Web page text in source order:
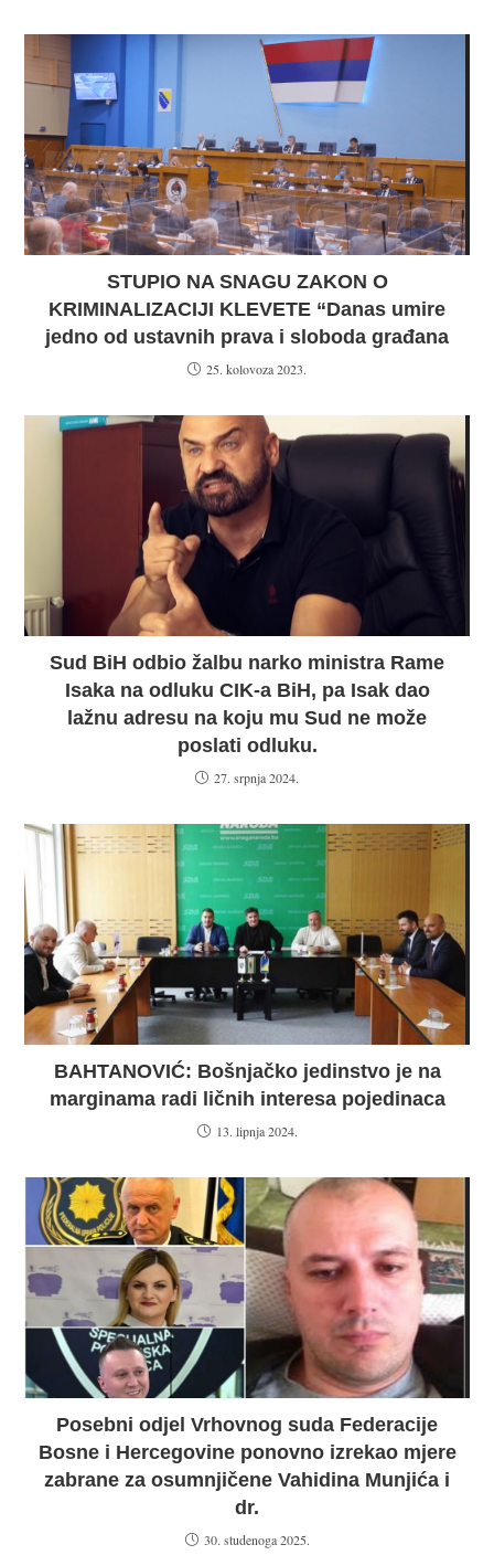
STUPIO NA SNAGU ZAKON O
KRIMINALIZACIJI KLEVETE “Danas umire
jedno od ustavnih prava i sloboda građana
25. kolovoza 2023.
Sud BiH odbio žalbu narko ministra Rame
Isaka na odluku CIK-a BiH, pa Isak dao
lažnu adresu na koju mu Sud ne može
poslati odluku.
27. srpnja 2024.
BAHTANOVIĆ: Bošnjačko jedinstvo je na
marginama radi ličnih interesa pojedinaca
13. lipnja 2024.
Posebni odjel Vrhovnog suda Federacije
Bosne i Hercegovine ponovno izrekao mjere
zabrane za osumnjičene Vahidina Munjića i
dr.
30. studenoga 2025.